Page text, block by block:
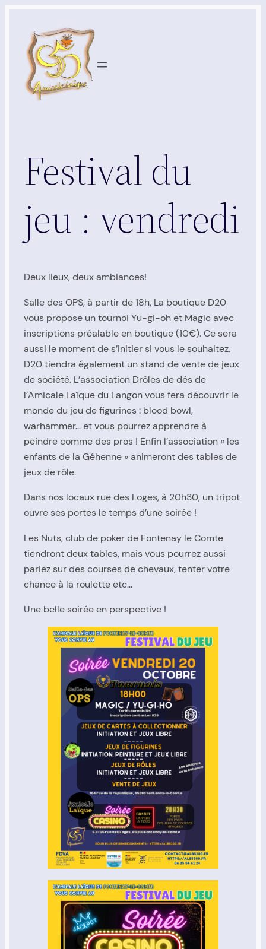
contenu
Festival du
jeu : vendredi
Deux lieux, deux ambiances!
Salle des OPS, à partir de 18h, La boutique D20
vous propose un tournoi Yu-gi-oh et Magic avec
inscriptions préalable en boutique (10€). Ce sera
aussi le moment de s’initier si vous le souhaitez.
D20 tiendra également un stand de vente de jeux
de société. L’association Drôles de dés de
l’Amicale Laïque du Langon vous fera découvrir le
monde du jeu de figurines : blood bowl,
warhammer… et vous pourrez apprendre à
peindre comme des pros ! Enfin l’association « les
enfants de la Géhenne » animeront des tables de
jeux de rôle.
Dans nos locaux rue des Loges, à 20h30, un tripot
ouvre ses portes le temps d’une soirée !
Les Nuts, club de poker de Fontenay le Comte
tiendront deux tables, mais vous pourrez aussi
pariez sur des courses de chevaux, tenter votre
chance à la roulette etc…
Une belle soirée en perspective !